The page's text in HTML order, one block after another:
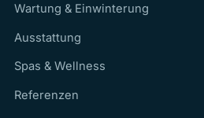
Wartung & Einwinterung
Ausstattung
Spas & Wellness
Referenzen